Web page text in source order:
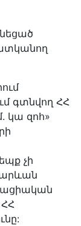
գտնվող ՀՀ
կա զոհ»
չի